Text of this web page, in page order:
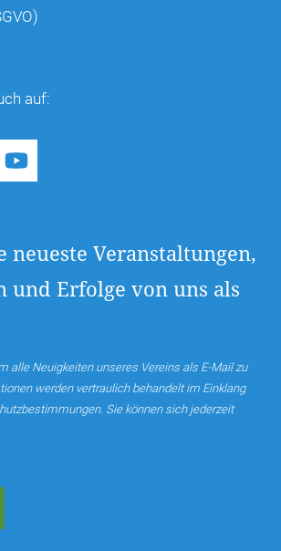
auf:
neueste Veranstaltungen,
und Erfolge von uns als
alle Neuigkeiten unseres Vereins als E-Mail zu
werden vertraulich behandelt im Einklang
Sie können sich jederzeit